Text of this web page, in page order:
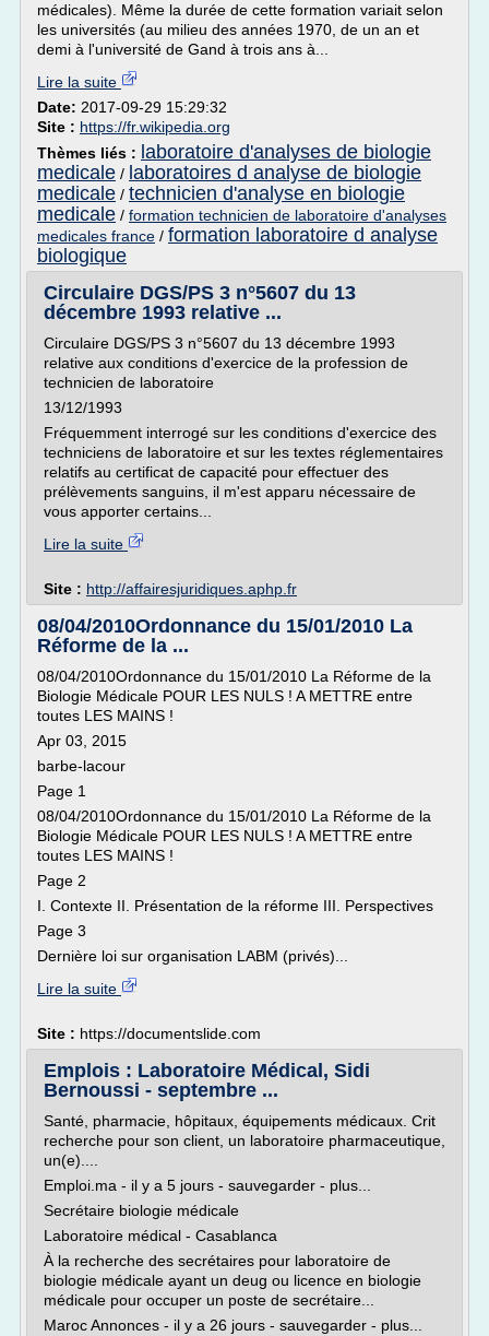
médicales). Même la durée de cette formation variait selon
les universités (au milieu des années 1970, de un an et
demi à l'université de Gand à trois ans à...
Lire la suite
Date: 2017-09-29 15:29:32
Site : https://fr.wikipedia.org
Thèmes liés : laboratoire d'analyses de biologie
medicale / laboratoires d analyse de biologie
medicale / technicien d'analyse en biologie
medicale / formation technicien de laboratoire d'analyses
medicales france / formation laboratoire d analyse
biologique
Circulaire DGS/PS 3 n°5607 du 13
décembre 1993 relative ...
Circulaire DGS/PS 3 n°5607 du 13 décembre 1993
relative aux conditions d'exercice de la profession de
technicien de laboratoire
13/12/1993
Fréquemment interrogé sur les conditions d'exercice des
techniciens de laboratoire et sur les textes réglementaires
relatifs au certificat de capacité pour effectuer des
prélèvements sanguins, il m'est apparu nécessaire de
vous apporter certains...
Lire la suite
Site : http://affairesjuridiques.aphp.fr
08/04/2010Ordonnance du 15/01/2010 La
Réforme de la ...
08/04/2010Ordonnance du 15/01/2010 La Réforme de la
Biologie Médicale POUR LES NULS ! A METTRE entre
toutes LES MAINS !
Apr 03, 2015
barbe-lacour
Page 1
08/04/2010Ordonnance du 15/01/2010 La Réforme de la
Biologie Médicale POUR LES NULS ! A METTRE entre
toutes LES MAINS !
Page 2
I. Contexte II. Présentation de la réforme III. Perspectives
Page 3
Dernière loi sur organisation LABM (privés)...
Lire la suite
Site : https://documentslide.com
Emplois : Laboratoire Médical, Sidi
Bernoussi - septembre ...
Santé, pharmacie, hôpitaux, équipements médicaux. Crit
recherche pour son client, un laboratoire pharmaceutique,
un(e)....
Emploi.ma - il y a 5 jours - sauvegarder - plus...
Secrétaire biologie médicale
Laboratoire médical - Casablanca
À la recherche des secrétaires pour laboratoire de
biologie médicale ayant un deug ou licence en biologie
médicale pour occuper un poste de secrétaire...
Maroc Annonces - il y a 26 jours - sauvegarder - plus...